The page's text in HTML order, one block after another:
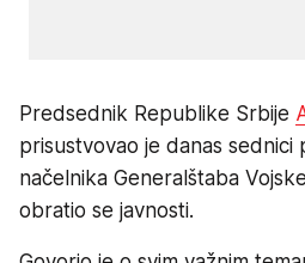
Predsednik Republike Srbije
prisustvovao je danas sednici
načelnika Generalštaba
obratio se javnosti.